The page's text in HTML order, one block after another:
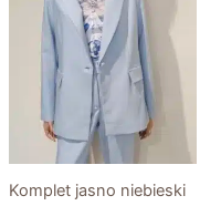
Komplet jasno niebieski